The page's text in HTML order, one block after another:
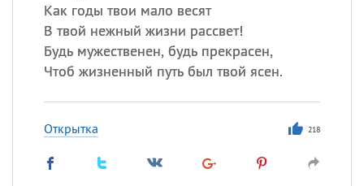
Как годы твои мало весят
В твой нежный жизни рассвет!
Будь мужественен, будь прекрасен,
Чтоб жизненный путь был твой ясен.
Открытка 218